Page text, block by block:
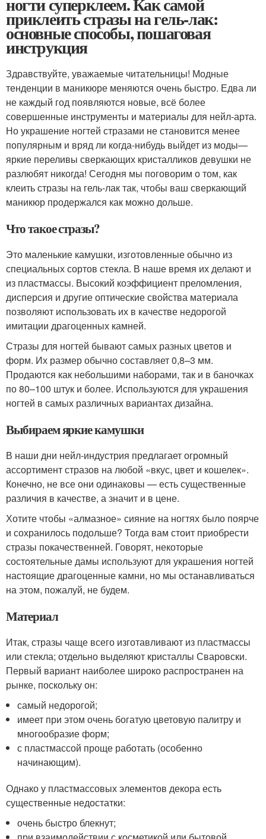
приклеить стразы на гель-лак:
основные способы, пошаговая
инструкция
Здравствуйте, уважаемые читательницы! Модные
тенденции в маникюре меняются очень быстро. Едва ли
не каждый год появляются новые, всё более
совершенные инструменты и материалы для нейл-арта.
Но украшение ногтей стразами не становится менее
популярным и вряд ли когда-нибудь выйдет из моды—
яркие переливы сверкающих кристалликов девушки не
разлюбят никогда! Сегодня мы поговорим о том, как
клеить стразы на гель-лак так, чтобы ваш сверкающий
маникюр продержался как можно дольше.
Что такое стразы?
Это маленькие камушки, изготовленные обычно из
специальных сортов стекла. В наше время их делают и
из пластмассы. Высокий коэффициент преломления,
дисперсия и другие оптические свойства материала
позволяют использовать их в качестве недорогой
имитации драгоценных камней.
Стразы для ногтей бывают самых разных цветов и
форм. Их размер обычно составляет 0,8–3 мм.
Продаются как небольшими наборами, так и в баночках
по 80–100 штук и более. Используются для украшения
ногтей в самых различных вариантах дизайна.
Выбираем яркие камушки
В наши дни нейл-индустрия предлагает огромный
ассортимент стразов на любой «вкус, цвет и кошелек».
Конечно, не все они одинаковы — есть существенные
различия в качестве, а значит и в цене.
Хотите чтобы «алмазное» сияние на ногтях было поярче
и сохранилось подольше? Тогда вам стоит приобрести
стразы покачественней. Говорят, некоторые
состоятельные дамы используют для украшения ногтей
настоящие драгоценные камни, но мы останавливаться
на этом, пожалуй, не будем.
Материал
Итак, стразы чаще всего изготавливают из пластмассы
или стекла; отдельно выделяют кристаллы Сваровски.
Первый вариант наиболее широко распространен на
рынке, поскольку он:
самый недорогой;
имеет при этом очень богатую цветовую палитру и
многообразие форм;
с пластмассой проще работать (особенно
начинающим).
Однако у пластмассовых элементов декора есть
существенные недостатки:
очень быстро блекнут;